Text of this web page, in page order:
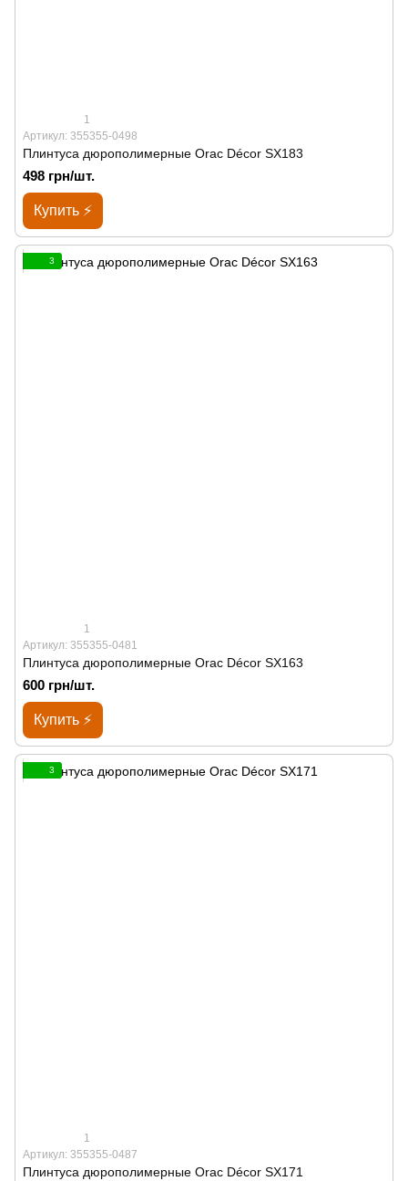
1
Артикул: 355355-0498
Плинтуса дюрополимерные Orac Décor SX183
498 грн/шт.
Купить ⚡
3
1
Артикул: 355355-0481
Плинтуса дюрополимерные Orac Décor SX163
600 грн/шт.
Купить ⚡
3
1
Артикул: 355355-0487
Плинтуса дюрополимерные Orac Décor SX171